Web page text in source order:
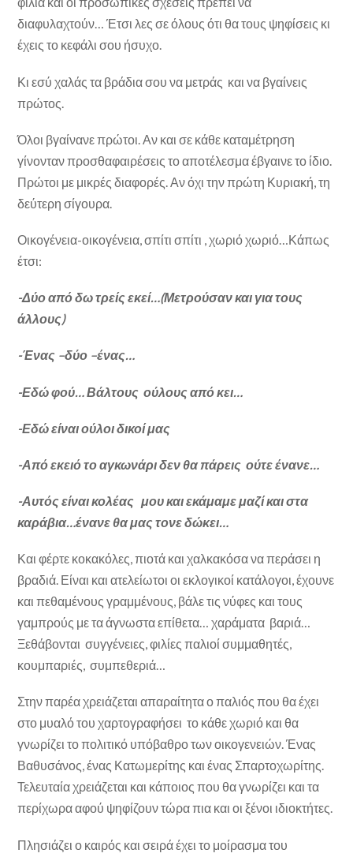
διαφυλαχτούν… Έτσι λες σε όλους ότι θα τους ψηφίσεις κι
έχεις το κεφάλι σου ήσυχο.
Κι εσύ χαλάς τα βράδια σου να μετράς και να βγαίνεις
πρώτος.
Όλοι βγαίνανε πρώτοι. Αν και σε κάθε καταμέτρηση
γίνονταν προσθαφαιρέσεις το αποτέλεσμα έβγαινε το ίδιο.
Πρώτοι με μικρές διαφορές. Αν όχι την πρώτη Κυριακή, τη
δεύτερη σίγουρα.
Οικογένεια-οικογένεια, σπίτι σπίτι , χωριό χωριό…Κάπως
έτσι:
-Δύο από δω τρείς εκεί…(Μετρούσαν και για τους
άλλους)
-Ένας –δύο –ένας…
-Εδώ φού… Βάλτους ούλους από κει…
-Εδώ είναι ούλοι δικοί μας
-Από εκειό το αγκωνάρι δεν θα πάρεις ούτε ένανε…
-Αυτός είναι κολέας μου και εκάμαμε μαζί και στα
καράβια…ένανε θα μας τονε δώκει…
Και φέρτε κοκακόλες, πιοτά και χαλκακόσα να περάσει η
βραδιά. Είναι και ατελείωτοι οι εκλογικοί κατάλογοι, έχουνε
και πεθαμένους γραμμένους, βάλε τις νύφες και τους
γαμπρούς με τα άγνωστα επίθετα… χαράματα βαριά…
Ξεθάβονται συγγένειες, φιλίες παλιοί συμμαθητές,
κουμπαριές, συμπεθεριά…
Στην παρέα χρειάζεται απαραίτητα ο παλιός που θα έχει
στο μυαλό του χαρτογραφήσει το κάθε χωριό και θα
γνωρίζει το πολιτικό υπόβαθρο των οικογενειών. Ένας
Βαθυσάνος, ένας Κατωμερίτης και ένας Σπαρτοχωρίτης.
Τελευταία χρειάζεται και κάποιος που θα γνωρίζει και τα
περίχωρα αφού ψηφίζουν τώρα πια και οι ξένοι ιδιοκτήτες.
Πλησιάζει ο καιρός και σειρά έχει το μοίρασμα του